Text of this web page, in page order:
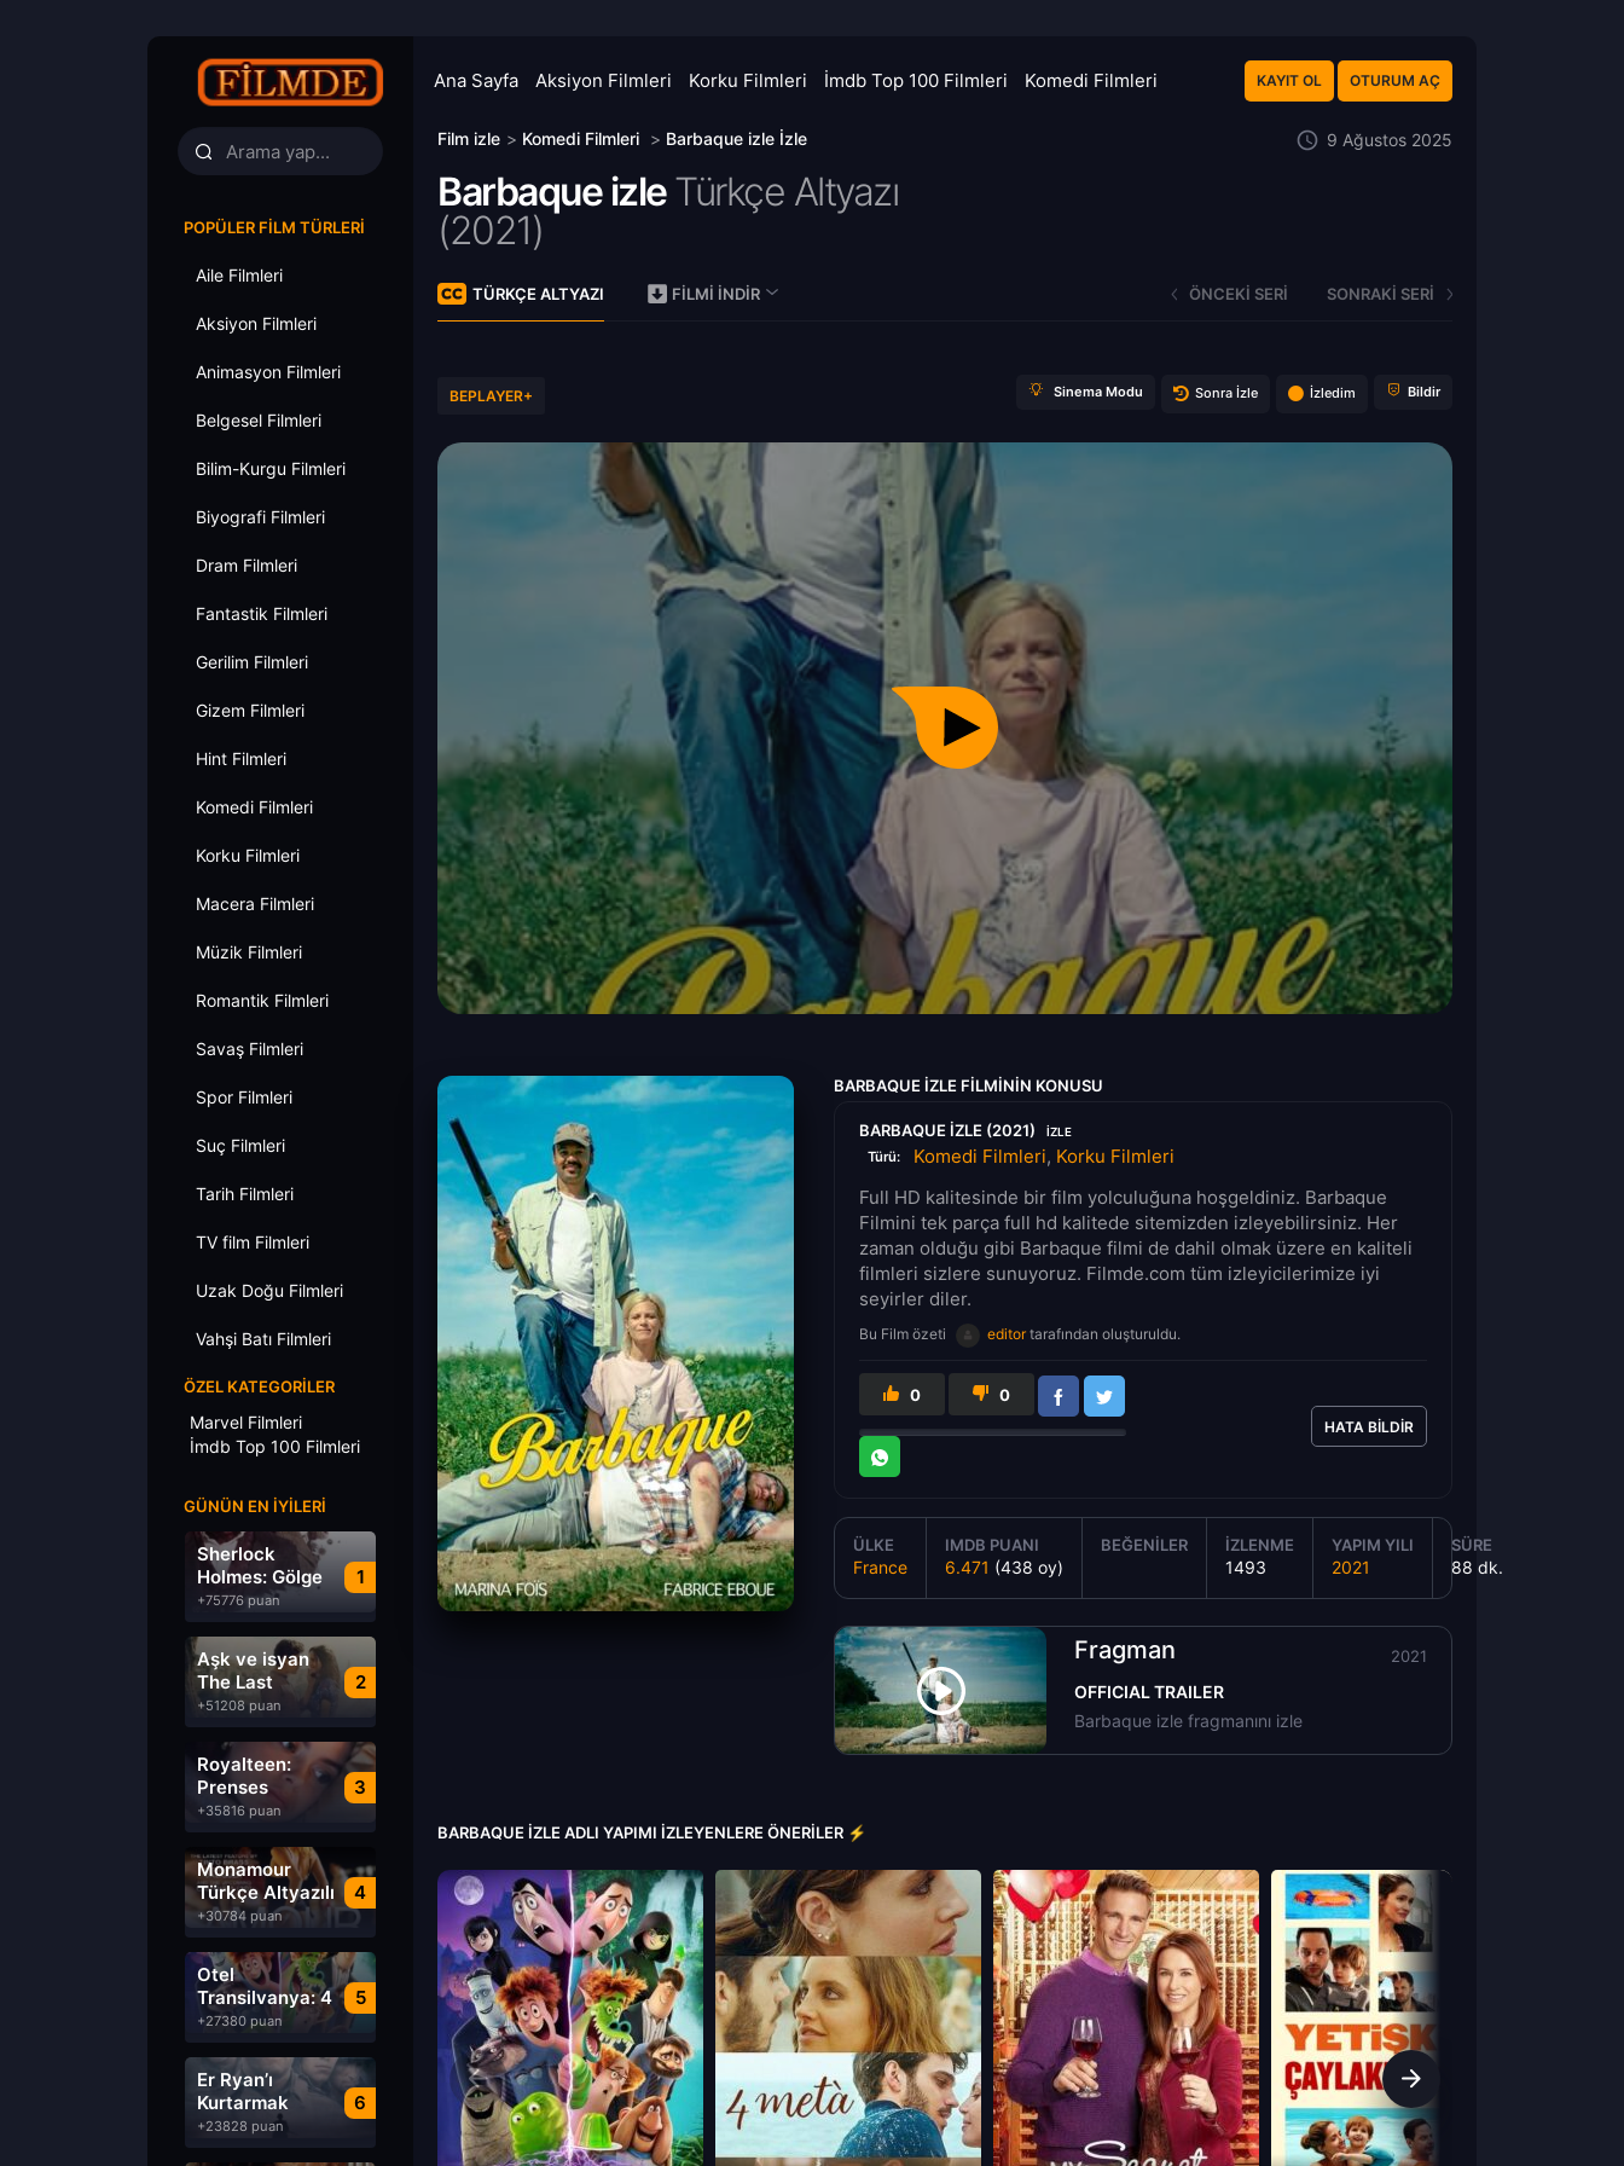
Ana Sayfa Aksiyon Filmleri Korku Filmleri İmdb Top 100 Filmleri Komedi Filmleri KAYIT OL OTURUM AÇ
POPÜLER FILM TÜRLERI
Aile Filmleri
Aksiyon Filmleri
Animasyon Filmleri
Belgesel Filmleri
Bilim-Kurgu Filmleri
Biyografi Filmleri
Dram Filmleri
Fantastik Filmleri
Gerilim Filmleri
Gizem Filmleri
Hint Filmleri
Komedi Filmleri
Korku Filmleri
Macera Filmleri
Müzik Filmleri
Romantik Filmleri
Savaş Filmleri
Spor Filmleri
Suç Filmleri
Tarih Filmleri
TV film Filmleri
Uzak Doğu Filmleri
Vahşi Batı Filmleri
ÖZEL KATEGORILER
Marvel Filmleri
İmdb Top 100 Filmleri
GÜNÜN EN İYILERI
1
Sherlock
Holmes: Gölge
Oyunları
+75776 puan
2
Aşk ve isyan
The Last
Parasido izle
+51208 puan
3
Royalteen:
Prenses
Margrethe izle
+35816 puan
4
Monamour
Türkçe Altyazılı
izle
+30784 puan
5
Otel
Transilvanya: 4
Transformanya
izle
+27380 puan
6
Er Ryan’ı
Kurtarmak
Saving Private
Ryan Türkçe
+23828 puan
Film izle > Komedi Filmleri > Barbaque izle İzle 9 Ağustos 2025
Barbaque izleTürkçe Altyazı
(2021)
TÜRKÇE ALTYAZI FILMI İNDIR ÖNCEKI SERI SONRAKI SERI
BEPLAYER+ Sinema Modu Sonra İzle İzledim Bildir
BARBAQUE IZLE FILMININ KONUSU
BARBAQUE IZLE (2021) IZLE
Türü: Komedi Filmleri, Korku Filmleri
Full HD kalitesinde bir film yolculuğuna hoşgeldiniz. Barbaque
Filmini tek parça full hd kalitede sitemizden izleyebilirsiniz. Her
zaman olduğu gibi Barbaque filmi de dahil olmak üzere en kaliteli
filmleri sizlere sunuyoruz. Filmde.com tüm izleyicilerimize iyi
seyirler diler.
Bu Film özeti editortarafından oluşturuldu.
0 0
HATA BILDIR
ÜLKE
France
IMDB PUANI
6.471 (438 oy)
BEĞENILER İZLENME
1493
YAPIM YILI
2021
SÜRE
88 dk.
Fragman
OFFICIAL TRAILER
Barbaque izle fragmanını izle
2021
BARBAQUE IZLE ADLI YAPIMI İZLEYENLERE ÖNERILER ⚡